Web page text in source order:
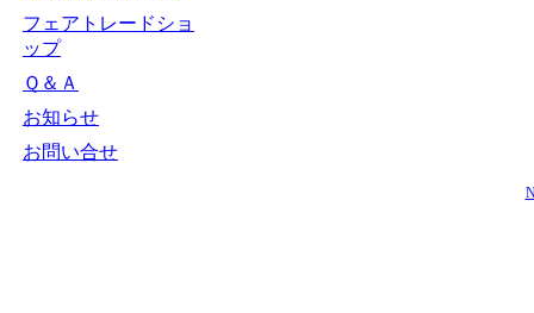
フェアトレードショ
ップ
Ｑ＆Ａ
お知らせ
お問い合せ